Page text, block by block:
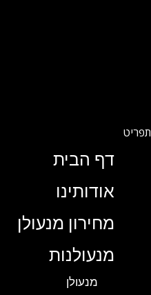
דף הבית
אודותינו
מחירון מנעולן
מנעולנות
מנעולן